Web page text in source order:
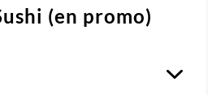
(en promo)